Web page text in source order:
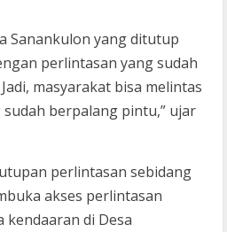
Sanankulon yang ditutup
perlintasan yang sudah
masyarakat bisa melintas
berpalang pintu,” ujar
perlintasan sebidang
akses perlintasan
di Desa